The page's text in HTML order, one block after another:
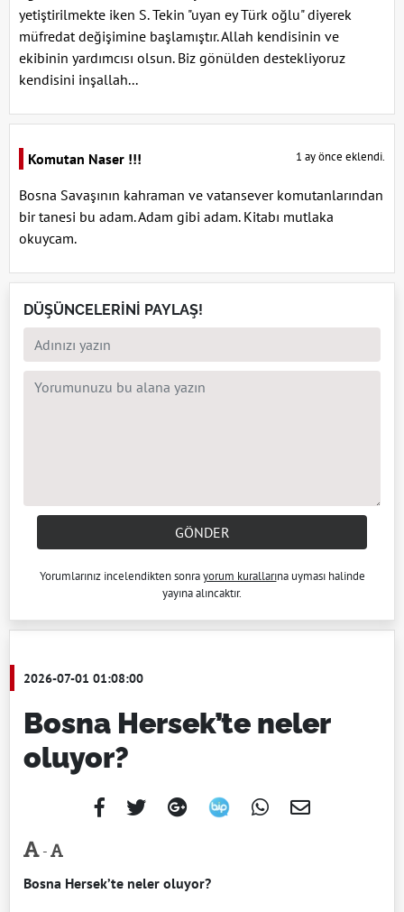
yetiştirilmekte iken S. Tekin "uyan ey Türk oğlu" diyerek
müfredat değişimine başlamıştır. Allah kendisinin ve
ekibinin yardımcısı olsun. Biz gönülden destekliyoruz
kendisini inşallah...
Komutan Naser !!! 1 ay önce eklendi.
Bosna Savaşının kahraman ve vatansever komutanlarından
bir tanesi bu adam. Adam gibi adam. Kitabı mutlaka
okuycam.
DÜŞÜNCELERİNİ PAYLAŞ!
GÖNDER
Yorumlarınız incelendikten sonrayorum kurallarına uyması halinde
yayına alıncaktır.
2026-07-01 01:08:00
Bosna Hersek’te neler
oluyor?
-
Bosna Hersek’te neler oluyor?